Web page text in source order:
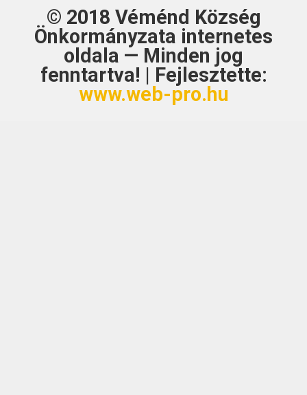
© 2018 Véménd Község
Önkormányzata internetes
oldala — Minden jog
fenntartva! | Fejlesztette:
www.web-pro.hu